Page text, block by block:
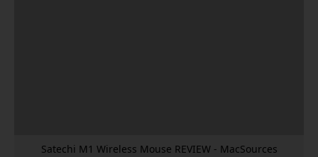
Satechi M1 Wireless Mouse REVIEW - MacSources